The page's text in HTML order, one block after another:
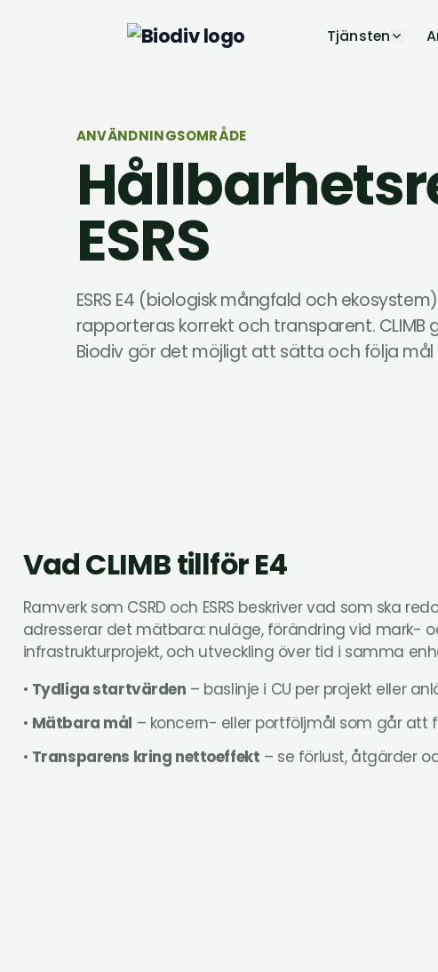
Tjänsten
ANVÄNDNINGSOMRÅDE
ESRS
ESRS E4 (biologisk mångfald och
rapporteras korrekt och transparent. CLIMB
Biodiv gör det möjligt att sätta och följa mål
Vad CLIMB tillför E4
Ramverk som CSRD och ESRS beskriver vad som ska
adresserar det mätbara: nuläge, förändring vid mark-
infrastrukturprojekt, och utveckling över tid i samma
• Tydliga startvärden – baslinje i CU per projekt eller
• Mätbara mål – koncern- eller portföljmål som går att
• Transparens kring nettoeffekt – se förlust, åtgärder